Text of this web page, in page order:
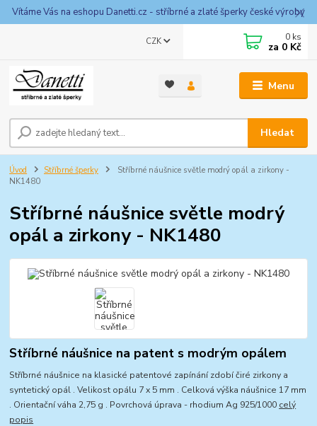
Vítáme Vás na eshopu Danetti.cz - stříbrné a zlaté šperky české výroby
Menu
CZK
Hledat
0 ks
za 0 Kč
Úvod Stříbrné šperky
Stříbrné náušnice světle modrý opál a zirkony -
NK1480
Stříbrné náušnice světle modrý
opál a zirkony - NK1480
Stříbrné náušnice na patent s modrým opálem
Stříbrné náušnice na klasické patentové zapínání zdobí čiré zirkony a
syntetický opál . Velikost opálu 7 x 5 mm . Celková výška náušnice 17 mm
. Orientační váha 2,75 g . Povrchová úprava - rhodium Ag 925/1000 celý
popis